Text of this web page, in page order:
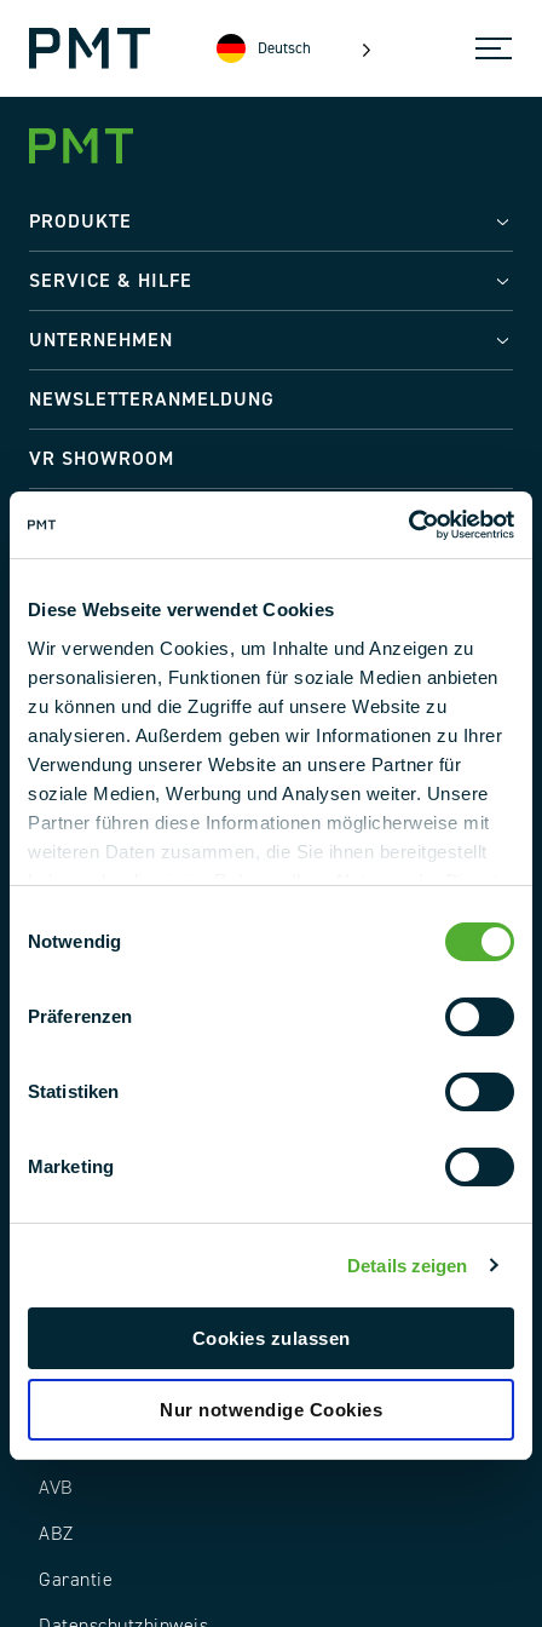
Diese Webseite verwendet Cookies
Wir verwenden Cookies, um Inhalte und Anzeigen zu
personalisieren, Funktionen für soziale Medien anbieten
zu können und die Zugriffe auf unsere Website zu
analysieren. Außerdem geben wir Informationen zu Ihrer
Verwendung unserer Website an unsere Partner für
soziale Medien, Werbung und Analysen weiter. Unsere
Partner führen diese Informationen möglicherweise mit
weiteren Daten zusammen, die Sie ihnen bereitgestellt
haben oder die sie im Rahmen Ihrer Nutzung der Dienste
Notwendig
Präferenzen
Statistiken
Marketing
Details zeigen
Cookies zulassen
Nur notwendige Cookies
Deutsch
Germany
+ 49 (0) 9225 95500
E-Mail
project@pmt.solutions
Kontaktieren
PRODUKTE
SERVICE & HILFE
UNTERNEHMEN
NEWSLETTERANMELDUNG
VR SHOWROOM
AEB
AVB
ABZ
Garantie
Follow us